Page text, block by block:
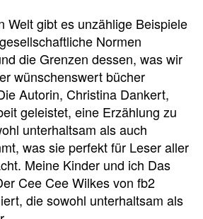
Welt gibt es unzählige Beispiele
Normen
die Grenzen dessen, was wir
wünschenswert bücher
Autorin, Christina Dankert,
geleistet, eine Erzählung zu
unterhaltsam als auch
was sie perfekt für Leser aller
Meine Kinder und ich Das
Cee Cee Wilkes von fb2
die sowohl unterhaltsam als